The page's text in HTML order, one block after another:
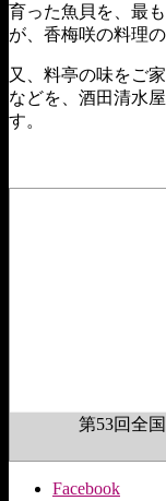
育った魚貝を、最
が、香梅咲の料理の
又、料亭の味をご
などを、酒田清水
す。
第53回全
Facebook